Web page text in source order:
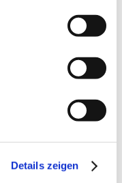
Details zeigen
zugeordnet